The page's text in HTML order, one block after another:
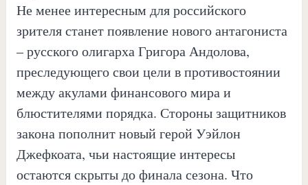
Не менее интересным для российского
зрителя станет появление нового антагониста
– русского олигарха Григора Андолова,
преследующего свои цели в противостоянии
между акулами финансового мира и
блюстителями порядка. Стороны защитников
закона пополнит новый герой Уэйлон
Джефкоата, чьи настоящие интересы
остаются скрыты до финала сезона. Что